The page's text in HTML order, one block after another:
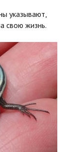
указывают,
свою жизнь.